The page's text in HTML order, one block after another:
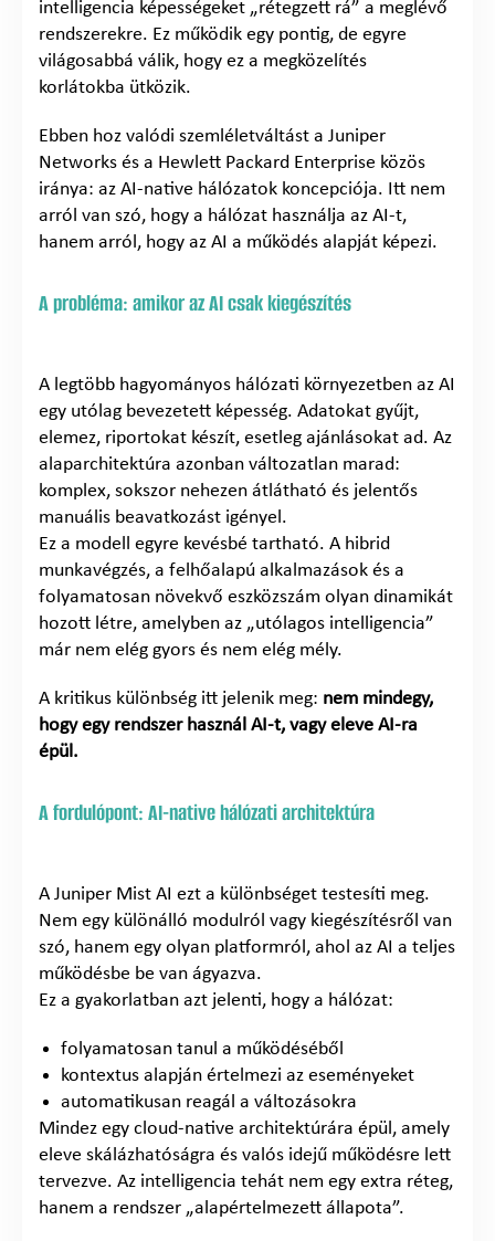
intelligencia képességeket „rétegzett rá” a meglévő
rendszerekre. Ez működik egy pontig, de egyre
világosabbá válik, hogy ez a megközelítés
korlátokba ütközik.
Ebben hoz valódi szemléletváltást a Juniper
Networks és a Hewlett Packard Enterprise közös
iránya: az AI-native hálózatok koncepciója. Itt nem
arról van szó, hogy a hálózat használja az AI-t,
hanem arról, hogy az AI a működés alapját képezi.
A probléma: amikor az AI csak kiegészítés
A legtöbb hagyományos hálózati környezetben az AI
egy utólag bevezetett képesség. Adatokat gyűjt,
elemez, riportokat készít, esetleg ajánlásokat ad. Az
alaparchitektúra azonban változatlan marad:
komplex, sokszor nehezen átlátható és jelentős
manuális beavatkozást igényel.
Ez a modell egyre kevésbé tartható. A hibrid
munkavégzés, a felhőalapú alkalmazások és a
folyamatosan növekvő eszközszám olyan dinamikát
hozott létre, amelyben az „utólagos intelligencia”
már nem elég gyors és nem elég mély.
A kritikus különbség itt jelenik meg: nem mindegy,
hogy egy rendszer használ AI-t, vagy eleve AI-ra
épül.
A fordulópont: AI-native hálózati architektúra
A Juniper Mist AI ezt a különbséget testesíti meg.
Nem egy különálló modulról vagy kiegészítésről van
szó, hanem egy olyan platformról, ahol az AI a teljes
működésbe be van ágyazva.
Ez a gyakorlatban azt jelenti, hogy a hálózat:
folyamatosan tanul a működéséből
kontextus alapján értelmezi az eseményeket
automatikusan reagál a változásokra
Mindez egy cloud-native architektúrára épül, amely
eleve skálázhatóságra és valós idejű működésre lett
tervezve. Az intelligencia tehát nem egy extra réteg,
hanem a rendszer „alapértelmezett állapota”.